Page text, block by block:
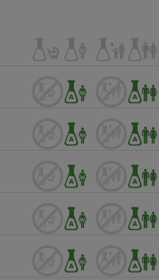
Plaque de cuisson à
induction
Smartphone
Radiateur électrique
Climatiseur -
Ventilateur